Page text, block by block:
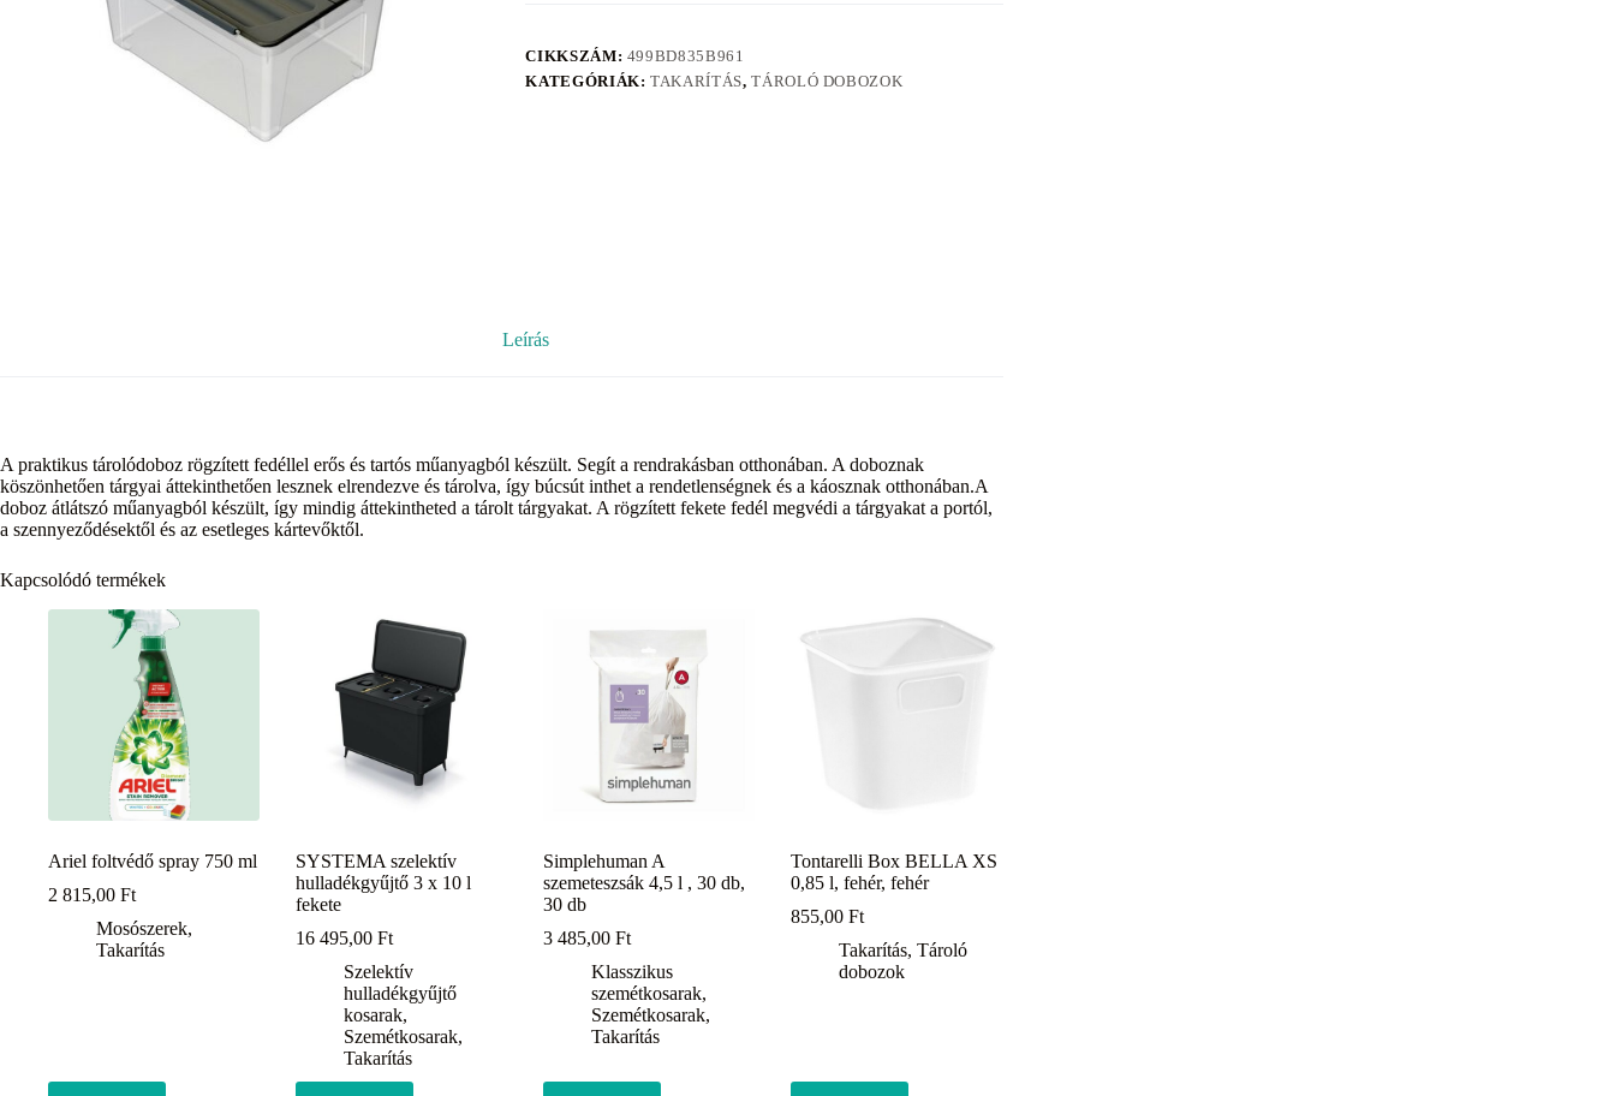
CIKKSZÁM: 499BD835B961
KATEGÓRIÁK:TAKARÍTÁS,TÁROLÓ DOBOZOK
Leírás
A praktikus tárolódoboz rögzített fedéllel erős és tartós műanyagból készült. Segít a rendrakásban otthonában. A doboznak
köszönhetően tárgyai áttekinthetően lesznek elrendezve és tárolva, így búcsút inthet a rendetlenségnek és a káosznak otthonában.A
doboz átlátszó műanyagból készült, így mindig áttekintheted a tárolt tárgyakat. A rögzített fekete fedél megvédi a tárgyakat a portól,
a szennyeződésektől és az esetleges kártevőktől.
Kapcsolódó termékek
Ariel foltvédő spray 750 ml
2 815,00 Ft
Mosószerek,
Takarítás
SYSTEMA szelektív
hulladékgyűjtő 3 x 10 l
fekete
16 495,00Ft
Szelektív
hulladékgyűjtő
kosarak,
Szemétkosarak,
Takarítás
Simplehuman A
szemeteszsák 4,5 l , 30 db,
30 db
3 485,00Ft
Klasszikus
szemétkosarak,
Szemétkosarak,
Takarítás
Tontarelli Box BELLA XS
0,85 l, fehér, fehér
855,00Ft
Takarítás,Tároló
dobozok